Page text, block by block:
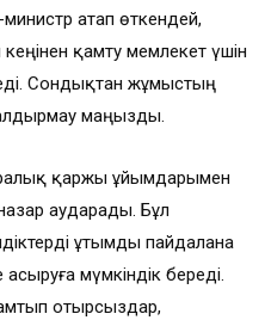
атап өткендей,
қамту мемлекет үшін
Сондықтан жұмыстың
маңызды.
қаржы ұйымдарымен
аударады. Бұл
ұтымды пайдалана
мүмкіндік береді.
отырсыздар,